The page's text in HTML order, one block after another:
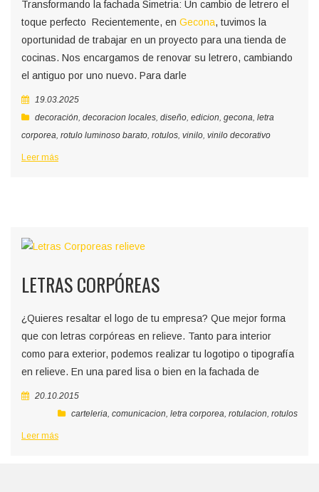
Transformando la fachada Simetria: Un cambio de letrero el
toque perfecto Recientemente, en Gecona, tuvimos la
oportunidad de trabajar en un proyecto para una tienda de
cocinas. Nos encargamos de renovar su letrero, cambiando
el antiguo por uno nuevo. Para darle
19.03.2025
decoración, decoracion locales, diseño, edicion, gecona, letra
corporea, rotulo luminoso barato, rotulos, vinilo, vinilo decorativo
Leer más
LETRAS CORPÓREAS
¿Quieres resaltar el logo de tu empresa? Que mejor forma
que con letras corpóreas en relieve. Tanto para interior
como para exterior, podemos realizar tu logotipo o tipografía
en relieve. En una pared lisa o bien en la fachada de
20.10.2015
carteleria, comunicacion, letra corporea, rotulacion, rotulos
Leer más